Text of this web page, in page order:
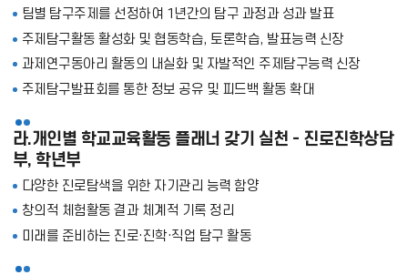
팀별 탐구주제를 선정하여 1년간의 탐구 과정과 성과 발표
주제탐구활동 활성화 및 협동학습, 토론학습, 발표능력 신장
과제연구동아리 활동의 내실화 및 자발적인 주제탐구능력 신장
주제탐구발표회를 통한 정보 공유 및 피드백 활동 확대
라.개인별 학교교육활동 플래너 갖기 실천 - 진로진학상담
부, 학년부
다양한 진로탐색을 위한 자기관리 능력 함양
창의적 체험활동 결과 체계적 기록 정리
미래를 준비하는 진로·진학·직업 탐구 활동